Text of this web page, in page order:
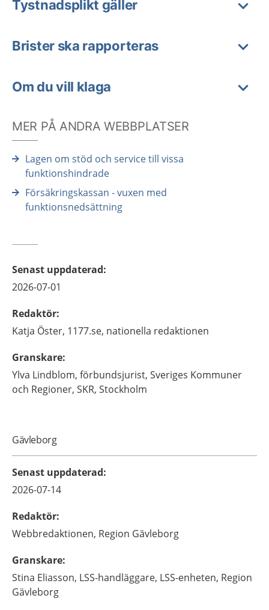
Tystnadsplikt gäller
Brister ska rapporteras
Om du vill klaga
MER PÅ ANDRA WEBBPLATSER
Lagen om stöd och service till vissa
funktionshindrade
Försäkringskassan - vuxen med
funktionsnedsättning
Senast uppdaterad:
2026-07-01
Redaktör:
Katja Öster, 1177.se, nationella redaktionen
Granskare:
Ylva Lindblom, förbundsjurist, Sveriges Kommuner
och Regioner, SKR, Stockholm
Gävleborg
Senast uppdaterad:
2026-07-14
Redaktör:
Webbredaktionen, Region Gävleborg
Granskare:
Stina Eliasson, LSS-handläggare, LSS-enheten, Region
Gävleborg